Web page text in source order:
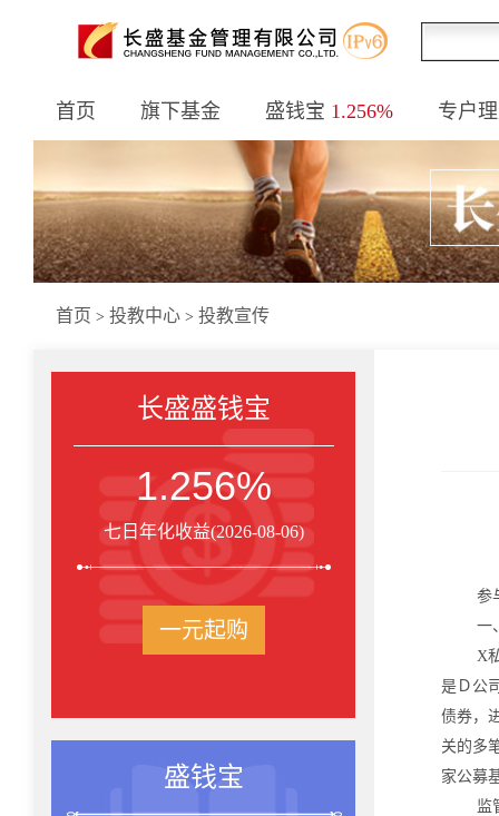
首页 旗下基金 盛钱宝 1.256% 专户
首页 > 投教中心 > 投教宣传
长盛盛钱宝
1.256%
七日年化收益(2026-08-06)
一元起购
盛钱宝
参
一
X
是Ｄ公
债券，
关的多
家公募
监